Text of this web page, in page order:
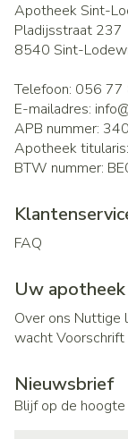
Apotheek Sint-
Pladijsstraat 237
8540 Sint-
Telefoon: 056 77
E-mailadres:
APB nummer:
Apotheek titularis:
BTW nummer:
FAQ
Uw apotheek
Over ons Nuttige
wachtVoorschrift
Nieuwsbrief
Blijf op de